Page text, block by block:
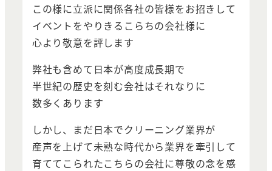
この様に立派に関係各社の皆様をお招きして
イベントをやりきるこらちの会社様に
心より敬意を評します
弊社も含めて日本が高度成長期で
半世紀の歴史を刻む会社はそれなりに
数多くあります
しかし、まだ日本でクリーニング業界が
産声を上げて未熟な時代から業界を牽引して
育ててこられたこちらの会社に尊敬の念を感